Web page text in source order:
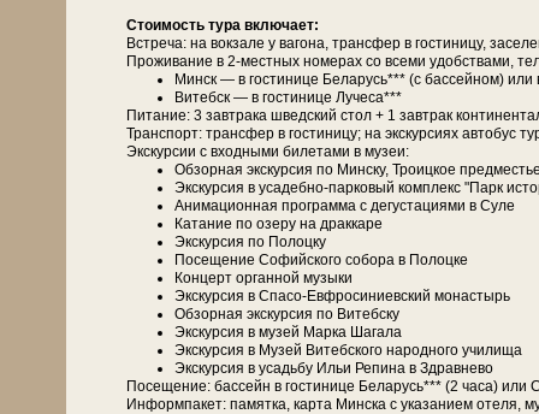
Сто­и­мость ту­ра вклю­ча­ет:
Встреча: на вок­за­ле у ва­го­на, транс­фер в го­сти­ни­цу,
Про­жи­ва­ние в 2-местных но­ме­рах со все­ми удоб­ства­ми,
Минск — в го­сти­ни­це Бе­ла­русь*** (с бас­сей­ном)
Ви­тебск — в го­сти­ни­це Лучеса***
Питание: 3 зав­тра­ка швед­ский стол + 1 завтрак
Транс­порт: транс­фер в го­сти­ни­цу; на экс­кур­си­ях ав­то­бус
Экскурсии с вход­ны­ми би­ле­та­ми в му­зеи:
Об­зор­ная экскурсия по Мин­ску, Тро­иц­кое
Экс­кур­сия в усадебно-парковый ком­плекс "Парк
Анимационная про­грам­ма с де­гу­ста­ци­я­ми в Су­ле
Ка­та­ние по озе­ру на драккаре
Экс­кур­сия по Полоцку
По­се­ще­ние Со­фий­ско­го со­бо­ра в По­лоц­ке
Концерт органной му­зы­ки
Экс­кур­сия в Спасо-Евфросиниевский мо­на­стырь
Об­зор­ная экскурсия по Ви­теб­ску
Экс­кур­сия в му­зей Мар­ка Ша­га­ла
Экс­кур­сия в Музей Витебского на­род­но­го училища
Экс­кур­сия в усадь­бу Ильи Ре­пи­на в Здрав­не­во
По­се­ще­ние: бас­сейн в го­сти­ни­це Бе­ла­русь*** (2 ча­са)
Ин­форм­па­кет: па­мят­ка, кар­та Мин­ска с ука­за­ни­ем оте­ля,